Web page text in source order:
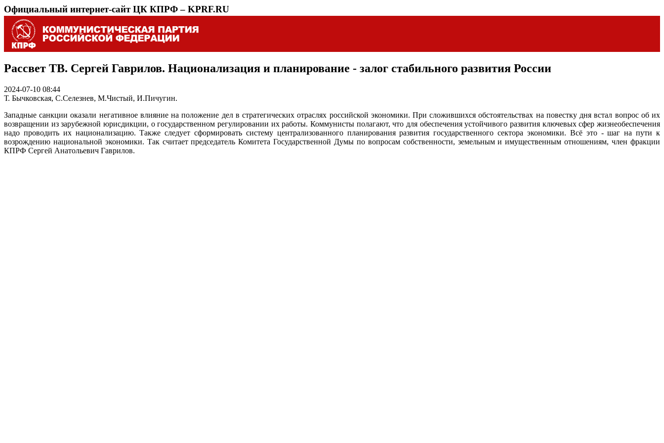
Официальный интернет-сайт ЦК КПРФ – KPRF.RU
Рассвет ТВ. Сергей Гаврилов. Национализация и планирование - залог стабильного развития России
2024-07-10 08:44
Т. Бычковская, С.Селезнев, М.Чистый, И.Пичугин.
Западные санкции оказали негативное влияние на положение дел в стратегических отраслях российской экономики. При сложившихся обстоятельствах на повестку дня встал вопрос об их
возвращении из зарубежной юрисдикции, о государственном регулировании их работы. Коммунисты полагают, что для обеспечения устойчивого развития ключевых сфер жизнеобеспечения
надо проводить их национализацию. Также следует сформировать систему централизованного планирования развития государственного сектора экономики. Всё это - шаг на пути к
возрождению национальной экономики. Так считает председатель Комитета Государственной Думы по вопросам собственности, земельным и имущественным отношениям, член фракции
КПРФ Сергей Анатольевич Гаврилов.